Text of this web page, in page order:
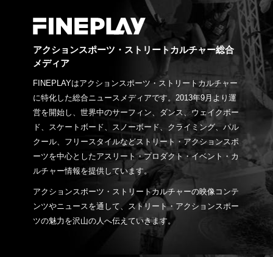
アクションスポーツ・ストリートカルチャー総合
メディア
FINEPLAYはアクションスポーツ・ストリートカルチャー
に特化した総合ニュースメディアです。2013年9月より運
営を開始し、世界中のサーフィン、ダンス、ウェイクボー
ド、スケートボード、スノーボード、クライミング、パル
クール、フリースタイルなどストリート・アクションスポ
ーツを中心としたアスリート・プロダクト・イベント・カ
ルチャー情報を提供しています。
アクションスポーツ・ストリートカルチャーの映像コンテ
ンツやニュースを通して、ストリート・アクションスポー
ツの魅力を沢山の人へ伝えていきます。